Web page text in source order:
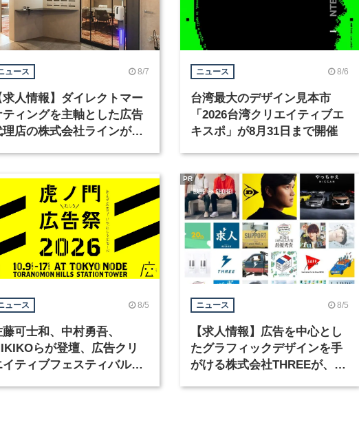
ュース 8/7
求人情報】ダイレクトマー
ティングを主軸とした広告
理店の株式会社ラインが、
ニュース 8/6
台湾最大のデザイン見本市
「2026台湾クリエイティブエ
キスポ」が8月31日まで開催
ュース 8/5
藤可士和、中村勇吾、
らが登壇、広告クリ
イティブフェスティバル
ニュース 8/5
【求人情報】広告を中心とし
たグラフィックデザインを手
がける株式会社THREEが、グ
PR